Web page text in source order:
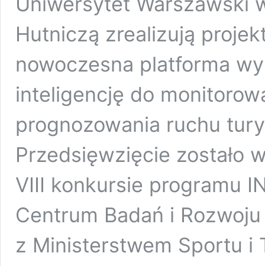
Hutniczą zrealizują
nowoczesna platforma
inteligencję do
prognozowania ruchu
Przedsięwzięcie zostało
VIII konkursie programu
Centrum Badań i
z Ministerstwem Sportu i